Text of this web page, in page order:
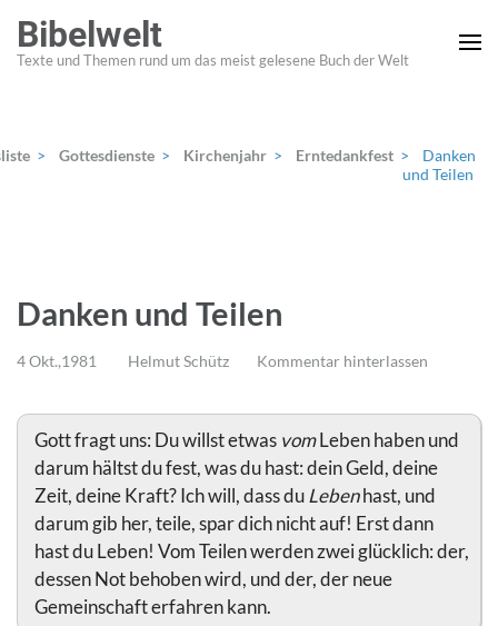
Inhalt
springen
Bibelwelt
Texte und Themen rund um das meist gelesene Buch der Welt
> Gottesdienste > Kirchenjahr > Erntedankfest >
Danken
und Teilen
Danken und Teilen
4 Okt.,1981 Helmut Schütz Kommentar hinterlassen
Gott fragt uns: Du willst etwas vomLeben haben und
darum hältst du fest, was du hast: dein Geld, deine
Zeit, deine Kraft? Ich will, dass duLebenhast, und
darum gib her, teile, spar dich nicht auf! Erst dann
hast du Leben! Vom Teilen werden zwei glücklich: der,
dessen Not behoben wird, und der, der neue
Gemeinschaft erfahren kann.